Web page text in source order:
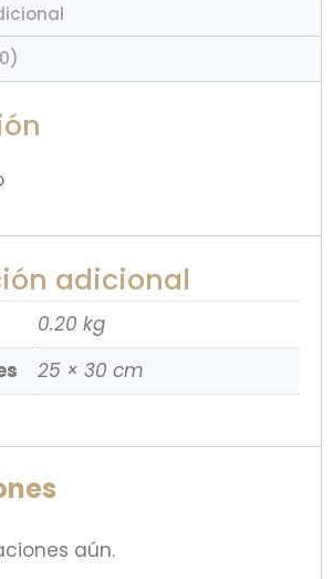
adicional
0.20 kg
25 × 30 cm
aún.